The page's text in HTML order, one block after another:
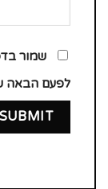
שמור
לפעם הבאה